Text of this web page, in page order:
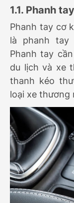
1.1. Phanh
Phanh tay cơ
là phanh tay
Phanh tay
du lịch và xe
thanh kéo
loại xe thương